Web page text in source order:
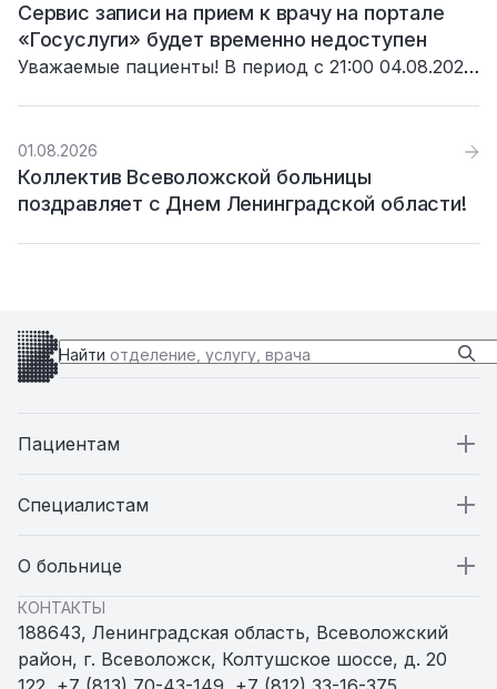
Сервис записи на прием к врачу на портале
«Госуслуги» будет временно недоступен
Уважаемые пациенты! В период с 21:00 04.08.2026
связи с проведением плановых технических
работ.
01.08.2026
Коллектив Всеволожской больницы
поздравляет с Днем Ленинградской области!
Найти отделение, услугу, врача
Пациентам
Пациентам
Стационар
Амбулатории и ФАПы
Специалистам
Специалистам
Вакансии
Статьи
О больнице
О больнице
Пресс-служба
КОНТАКТЫ
188643, Ленинградская область, Всеволожский
район, г. Всеволожск, Колтушское шоссе, д. 20